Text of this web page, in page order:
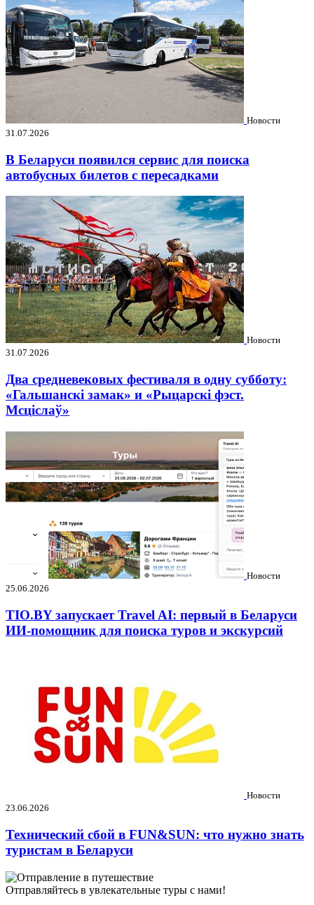
Новости
31.07.2026
В Беларуси появился сервис для поиска
автобусных билетов с пересадками
Новости
31.07.2026
Два средневековых фестиваля в одну субботу:
«Гальшанскі замак» и «Рыцарскі фэст.
Мсціслаў»
Новости
25.06.2026
TIO.BY запускает Travel AI: первый в Беларуси
ИИ-помощник для поиска туров и экскурсий
Новости
23.06.2026
Технический сбой в FUN&SUN: что нужно знать
туристам в Беларуси
Отправляйтесь в увлекательные туры с нами!